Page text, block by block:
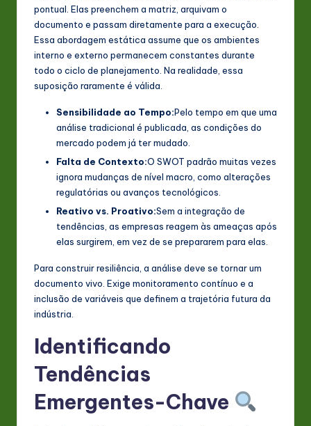
In
o
pontual. Elas preenchem a matriz, arquivam o
documento e passam diretamente para a execução.
Essa abordagem estática assume que os ambientes
interno e externo permanecem constantes durante
todo o ciclo de planejamento. Na realidade, essa
suposição raramente é válida.
Sensibilidade ao Tempo:Pelo tempo em que uma
análise tradicional é publicada, as condições do
mercado podem já ter mudado.
Falta de Contexto:O SWOT padrão muitas vezes
ignora mudanças de nível macro, como alterações
regulatórias ou avanços tecnológicos.
Reativo vs. Proativo:Sem a integração de
tendências, as empresas reagem às ameaças após
elas surgirem, em vez de se prepararem para elas.
Para construir resiliência, a análise deve se tornar um
documento vivo. Exige monitoramento contínuo e a
inclusão de variáveis que definem a trajetória futura da
indústria.
Identificando
Tendências
Emergentes-Chave